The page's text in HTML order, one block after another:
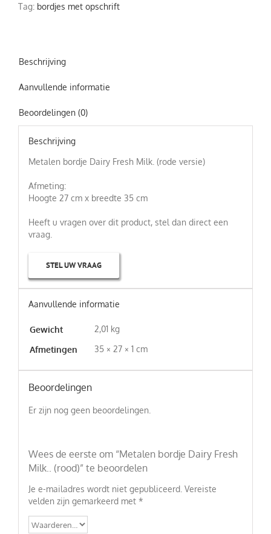
Tag: bordjes met opschrift
Beschrijving
Aanvullende informatie
Beoordelingen (0)
Beschrijving
Metalen bordje Dairy Fresh Milk. (rode versie)
Afmeting:
Hoogte 27 cm x breedte 35 cm
Heeft u vragen over dit product, stel dan direct een
vraag.
STEL UW VRAAG
Aanvullende informatie
Gewicht
2,01 kg
Afmetingen
35 × 27 × 1 cm
Beoordelingen
Er zijn nog geen beoordelingen.
Wees de eerste om “Metalen bordje Dairy Fresh
Milk.. (rood)” te beoordelen
Je e-mailadres wordt niet gepubliceerd. Vereiste
velden zijn gemarkeerd met *